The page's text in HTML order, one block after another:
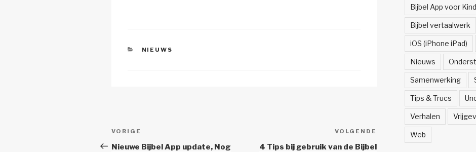
k
CATEGORIEËN
NIEUWS
Berichtnavigatie
Vorig
bericht
VORIGE
Nieuwe Bijbel App update, Nog
Volgend
Bericht
VOLGENDE
4 Tips bij gebruik van de Bijbel
Bijbel App voor
Bijbel vertaalwerk
iOS (iPhone iPad)
Nieuws
Samenwerking
Tips & Trucs
Verhalen
Web